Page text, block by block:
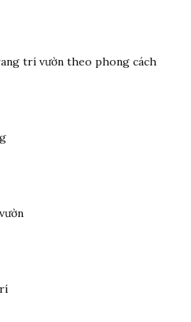
trí vườn theo phong cách